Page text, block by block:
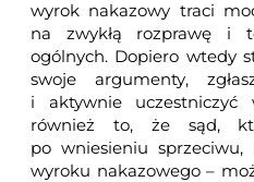
wyrok nakazowy traci
na zwykłą rozprawę i
ogólnych. Dopiero wtedy
swoje argumenty,
i aktywnie
również to, że sąd,
po wniesieniu
wyroku nakazowego –